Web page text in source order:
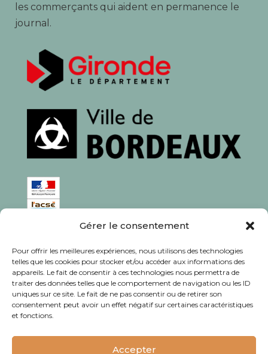
Gérer le consentement
Pour offrir les meilleures expériences, nous utilisons des technologies
telles que les cookies pour stocker et/ou accéder aux informations des
appareils. Le fait de consentir à ces technologies nous permettra de
traiter des données telles que le comportement de navigation ou les ID
uniques sur ce site. Le fait de ne pas consentir ou de retirer son
consentement peut avoir un effet négatif sur certaines caractéristiques
et fonctions.
Accepter
les commerçants qui aident en permanence le
journal.
Rédaction, photos et corrections : habitants et
associations du quartier
Mentions légales